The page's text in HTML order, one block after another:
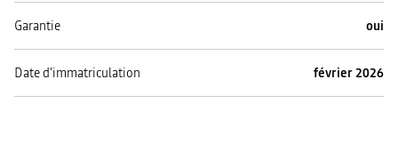
Garantie oui
Date d'immatriculation février 2026